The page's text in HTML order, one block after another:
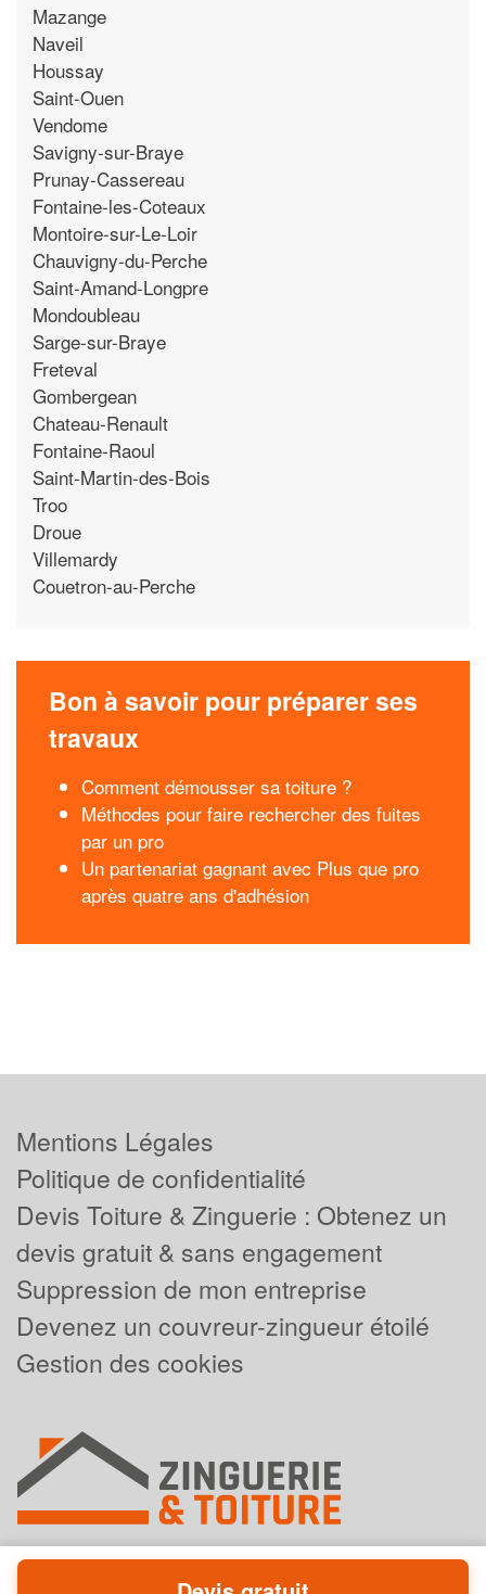
Mazange
Naveil
Houssay
Saint-Ouen
Vendome
Savigny-sur-Braye
Prunay-Cassereau
Fontaine-les-Coteaux
Montoire-sur-Le-Loir
Chauvigny-du-Perche
Saint-Amand-Longpre
Mondoubleau
Sarge-sur-Braye
Freteval
Gombergean
Chateau-Renault
Fontaine-Raoul
Saint-Martin-des-Bois
Troo
Droue
Villemardy
Couetron-au-Perche
Bon à savoir pour préparer ses
travaux
Comment démousser sa toiture ?
Méthodes pour faire rechercher des fuites
par un pro
Un partenariat gagnant avec Plus que pro
après quatre ans d'adhésion
Mentions Légales
Politique de confidentialité
Devis Toiture & Zinguerie : Obtenez un
devis gratuit & sans engagement
Suppression de mon entreprise
Devenez un couvreur-zingueur étoilé
Gestion des cookies